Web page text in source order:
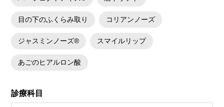
目の下のふくらみ取り コリアンノーズ
ジャスミンノーズ® スマイルリップ
あごのヒアルロン酸
診療科目